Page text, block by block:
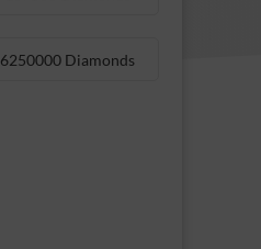
6250000 Diamonds